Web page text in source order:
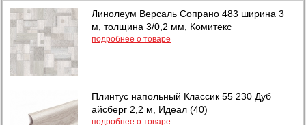
Линолеум Версаль Сопрано 483 ширина 3
м, толщина 3/0,2 мм, Комитекс
подробнее о товаре
Плинтус напольный Классик 55 230 Дуб
айсберг 2,2 м, Идеал (40)
подробнее о товаре